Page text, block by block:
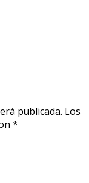
publicada. Los
*